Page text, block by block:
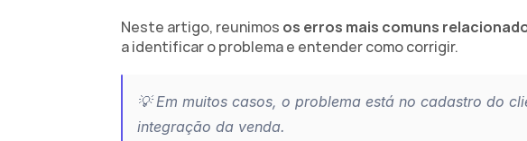
Neste artigo, reunimos os erros mais comuns
a identificar o problema e entender como corrigir.
💡 Em muitos casos, o problema está no cadastro do
integração da venda.